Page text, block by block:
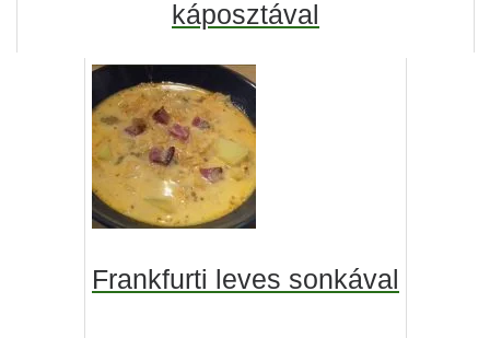
káposztával
Frankfurti leves sonkával